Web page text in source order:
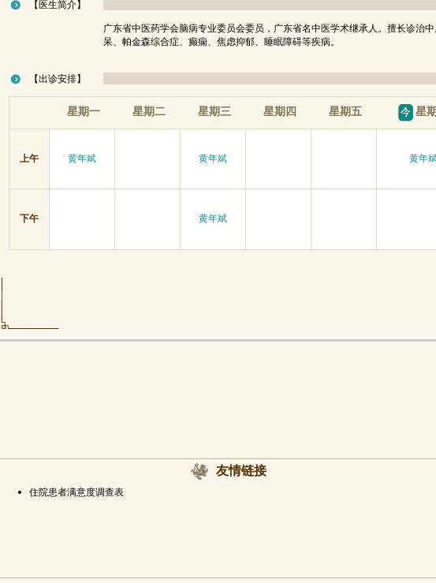
【医生简介】
广东省中医药学会脑病专业委员会委员，广东省名中医学术继承人。擅长诊治
呆、帕金森综合症、癫痫、焦虑抑郁、睡眠障碍等疾病。
【出诊安排】
星期一 星期二 星期三 星期四 星期五 星
上午 黄年斌 黄年斌 黄年
下午 黄年斌
• 住院患者满意度调查表
友情链接